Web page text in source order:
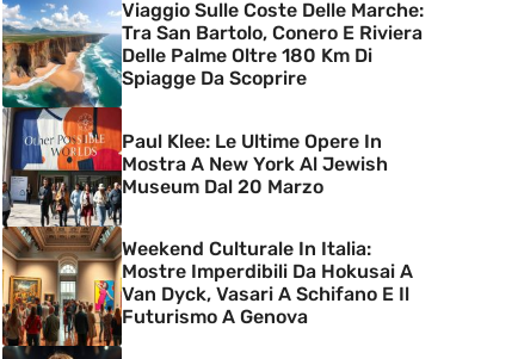
Viaggio Sulle Coste Delle Marche:
Tra San Bartolo, Conero E Riviera
Delle Palme Oltre 180 Km Di
Spiagge Da Scoprire
Paul Klee: Le Ultime Opere In
Mostra A New York Al Jewish
Museum Dal 20 Marzo
Weekend Culturale In Italia:
Mostre Imperdibili Da Hokusai A
Van Dyck, Vasari A Schifano E Il
Futurismo A Genova